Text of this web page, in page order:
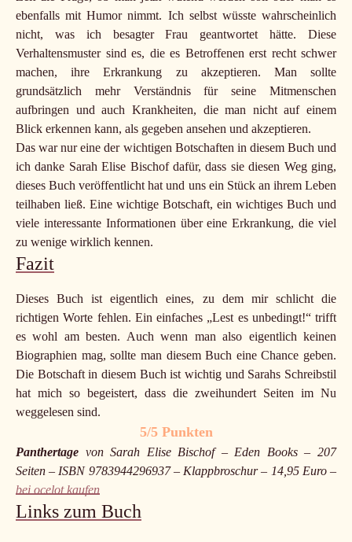
ebenfalls mit Humor nimmt. Ich selbst wüsste wahrscheinlich
nicht, was ich besagter Frau geantwortet hätte. Diese
Verhaltensmuster sind es, die es Betroffenen erst recht schwer
machen, ihre Erkrankung zu akzeptieren. Man sollte
grundsätzlich mehr Verständnis für seine Mitmenschen
aufbringen und auch Krankheiten, die man nicht auf einem
Blick erkennen kann, als gegeben ansehen und akzeptieren.
Das war nur eine der wichtigen Botschaften in diesem Buch und
ich danke Sarah Elise Bischof dafür, dass sie diesen Weg ging,
dieses Buch veröffentlicht hat und uns ein Stück an ihrem Leben
teilhaben ließ. Eine wichtige Botschaft, ein wichtiges Buch und
viele interessante Informationen über eine Erkrankung, die viel
zu wenige wirklich kennen.
Fazit
Dieses Buch ist eigentlich eines, zu dem mir schlicht die
richtigen Worte fehlen. Ein einfaches „Lest es unbedingt!“ trifft
es wohl am besten. Auch wenn man also eigentlich keinen
Biographien mag, sollte man diesem Buch eine Chance geben.
Die Botschaft in diesem Buch ist wichtig und Sarahs Schreibstil
hat mich so begeistert, dass die zweihundert Seiten im Nu
weggelesen sind.
5/5 Punkten
Panthertage von Sarah Elise Bischof – Eden Books – 207
Seiten – ISBN 9783944296937 – Klappbroschur – 14,95 Euro –
bei ocelot kaufen
Links zum Buch